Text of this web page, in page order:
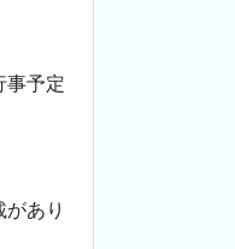
事予定
あり